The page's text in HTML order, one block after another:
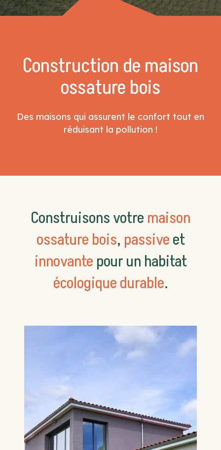
Construction de maison
ossature bois
Des maisons qui assurent le confort tout en
réduisant la pollution !
Construisons votre maison
ossature bois, passiveet
innovante pour un habitat
écologique durable.